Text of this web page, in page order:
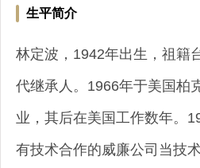
生平简介
林定波，1942年出生，祖籍
代继承人。1966年于美国柏
业，其后在美国工作数年。
有技术合作的威廉公司当技